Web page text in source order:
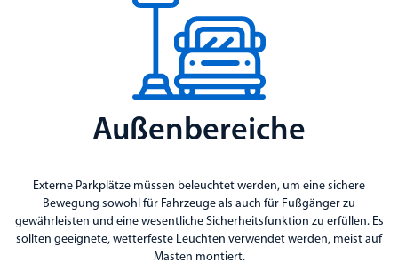
Außenbereiche
Externe Parkplätze müssen beleuchtet werden, um eine sichere
Bewegung sowohl für Fahrzeuge als auch für Fußgänger zu
gewährleisten und eine wesentliche Sicherheitsfunktion zu erfüllen. Es
sollten geeignete, wetterfeste Leuchten verwendet werden, meist auf
Masten montiert.